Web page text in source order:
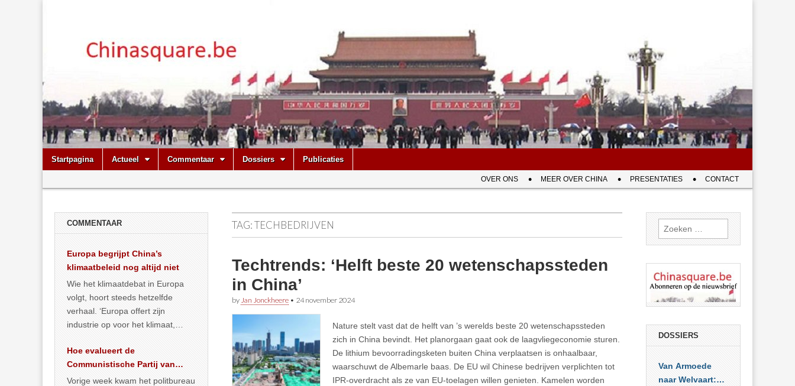
Chinasquare.be
Main
menu
Skip
Startpagina Actueel Commentaar Dossiers Publicaties
menu
OVER ONS MEER OVER CHINA PRESENTATIES CONTACT
TAG:TECHBEDRIJVEN
Techtrends: ‘Helft beste 20 wetenschapssteden
in China’
by Jan Jonckheere • 24 november 2024
Nature stelt vast dat de helft van ’s werelds beste 20 wetenschapssteden
zich in China bevindt. Het planorgaan gaat ook de laagvliegeconomie sturen.
De lithium bevoorradingsketen buiten China verplaatsen is onhaalbaar,
waarschuwt de Albemarle baas. De EU wil Chinese bedrijven verplichten tot
IPR-overdracht als ze van EU-toelagen willen genieten. Kamelen worden
COMMENTAAR
Europa begrijpt China’s
klimaatbeleid nog altijd niet
Wie het klimaatdebat in Europa
volgt, hoort steeds hetzelfde
verhaal. ‘Europa offert zijn
industrie op voor het klimaat,
vergroening… >> lees meer
Hoe evalueert de
Communistische Partij van
China de economische
Vorige week kwam het politbureau
Zoeken
naar:
DOSSIERS
Van Armoede
naar Welvaart: